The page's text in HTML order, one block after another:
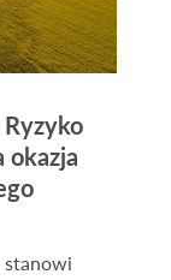
okazja
stanowi